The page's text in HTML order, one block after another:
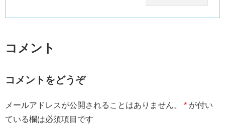
コメント
コメントをどうぞ
メールアドレスが公開されることはありません。 * が付い
ている欄は必須項目です